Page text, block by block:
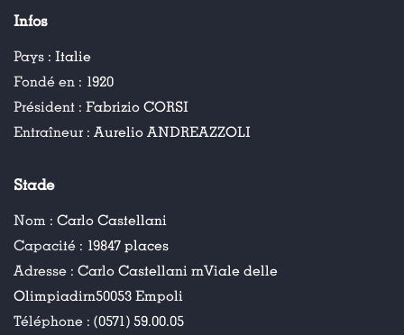
Infos
Pays : Italie
Fondé en : 1920
Président : Fabrizio CORSI
Entraîneur : Aurelio ANDREAZZOLI
Stade
Nom : Carlo Castellani
Capacité : 19847 places
Adresse : Carlo Castellani rnViale delle
Olimpiadirn50053 Empoli
Téléphone : (0571) 59.00.05